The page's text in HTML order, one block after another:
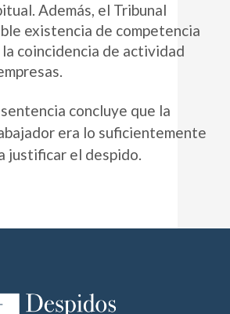
Además, el Tribunal
existencia de competencia
coincidencia de actividad
concluye que la
era lo suficientemente
justificar el despido.